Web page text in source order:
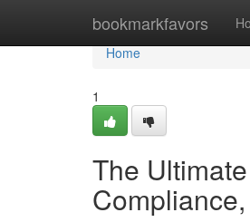
bookmarkfavors
Home
Home
1
The